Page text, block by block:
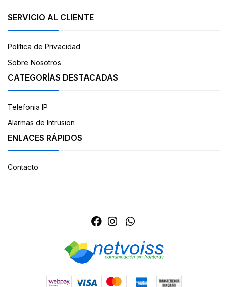
SERVICIO AL CLIENTE
Política de Privacidad
Sobre Nosotros
CATEGORÍAS DESTACADAS
Telefonia IP
Alarmas de Intrusion
ENLACES RÁPIDOS
Contacto